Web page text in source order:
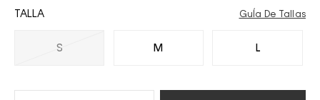
TALLA
S M L
GuÍa De Tallas